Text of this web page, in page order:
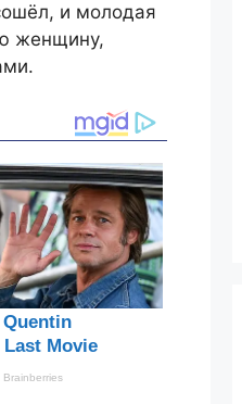
и молодая
женщину,